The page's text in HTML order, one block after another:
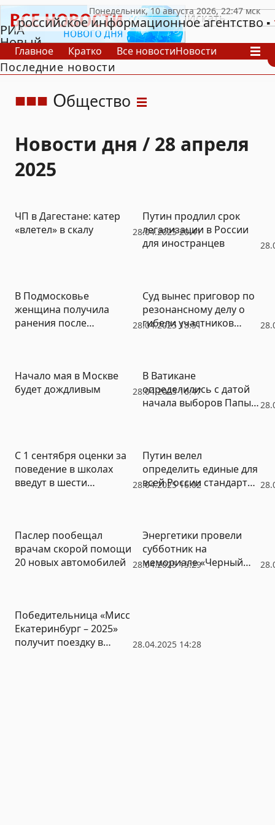
РИА
Новый
День
российское информационное агентство
Главное Кратко Все новостиНовости
В России
В мире
Последние новости
Общество
Новости дня / 28 апреля
2025
28.04.2025 20:41
ЧП в Дагестане: катер
«влетел» в скалу
Путин продлил срок
легализации в России
для иностранцев
28.04.2025 18:51
В Подмосковье
женщина получила
ранения после
Суд вынес приговор по
резонансному делу о
гибели участников
28.04.2025 16:47
Начало мая в Москве
будет дождливым
В Ватикане
определились с датой
начала выборов Папы
28.04.2025 16:02
С 1 сентября оценки за
поведение в школах
введут в шести
Путин велел
определить единые для
всей России стандарты
28.04.2025 15:29
Паслер пообещал
врачам скорой помощи
20 новых автомобилей
Энергетики провели
субботник на
мемориале «Черный
28.04.2025 14:28
Победительница «Мисс
Екатеринбург – 2025»
получит поездку в